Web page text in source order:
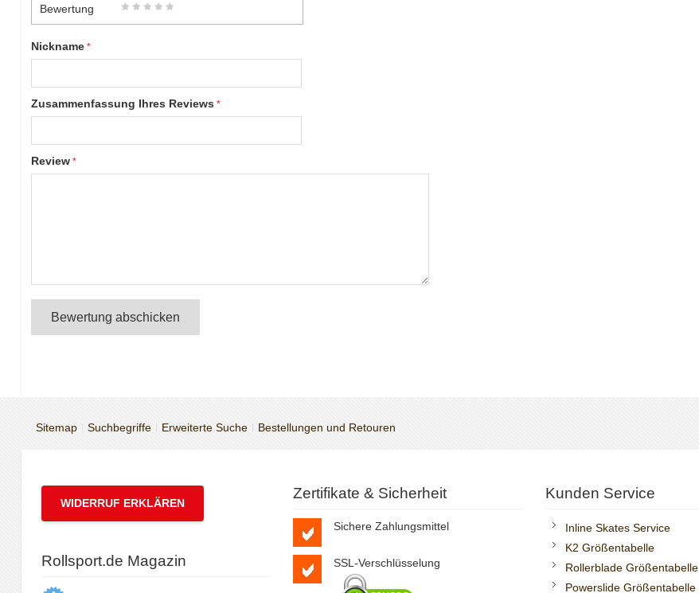
Bewertung
Nickname
Zusammenfassung Ihres Reviews
Review
Bewertung abschicken
Sitemap Suchbegriffe Erweiterte Suche Bestellungen und Retouren
WIDERRUF ERKLÄREN
Rollsport.de Magazin
Zertifikate & Sicherheit
Sichere Zahlungsmittel
SSL-Verschlüsselung
Kunden Service
Inline Skates Service
K2 Größentabelle
Rollerblade Größentabelle
Powerslide Größentabelle